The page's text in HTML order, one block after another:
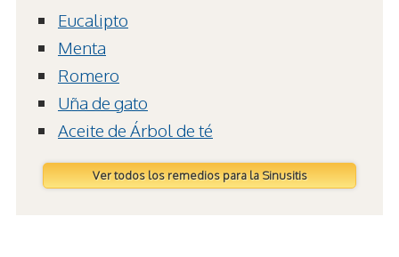
Eucalipto
Menta
Romero
Uña de gato
Aceite de Árbol de té
Ver todos los remedios para la Sinusitis